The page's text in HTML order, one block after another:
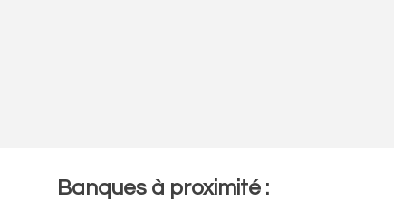
Banques à proximité :